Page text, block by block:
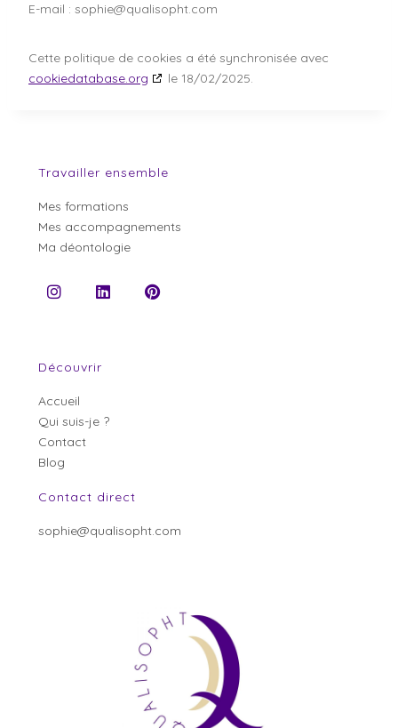
E-mail : sophie@qualisopht.com
Cette politique de cookies a été synchronisée avec
cookiedatabase.org
le 18/02/2025.
Découvrir
Accueil
Qui suis-je ?
Contact
Blog
Contact direct
sophie@qualisopht.com
Travailler ensemble
Mes formations
Mes accompagnements
Ma déontologie